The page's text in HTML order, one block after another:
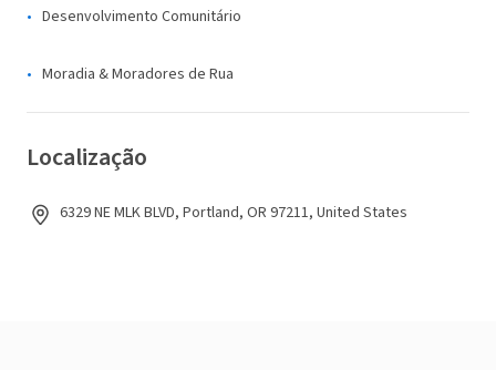
Desenvolvimento Comunitário
Moradia & Moradores de Rua
Localização
6329 NE MLK BLVD, Portland, OR 97211, United States